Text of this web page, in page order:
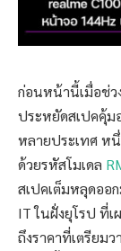
ก่อนหน้านี้เมื่อช่
ประหยัดสเปคคุ้ม
หลายประเทศ ห
ด้วยรหัสโมเดล
สเปคเต็มหลุดออ
IT ในฝั่งยุโรป ที่
ถึงราคาที่เตรียม